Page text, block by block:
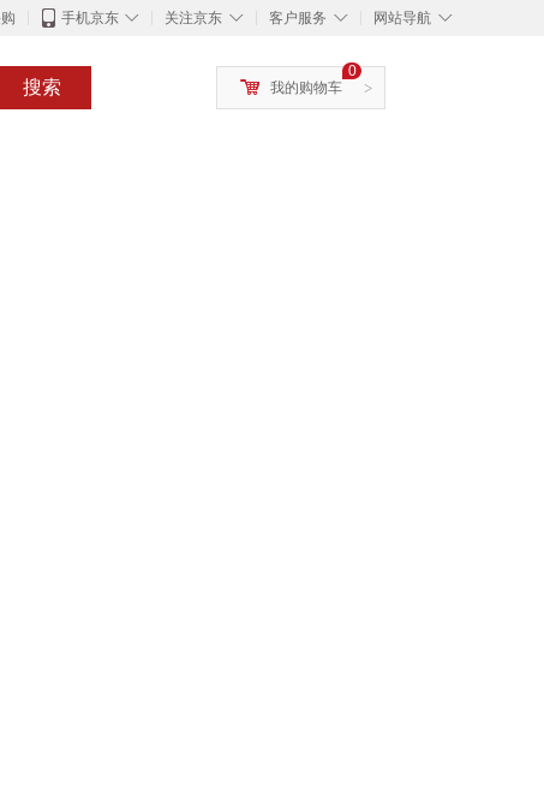
◇
手机京东 ◇
关注京东 ◇
客户服务 ◇
网站导航
搜索 >
0
我的购物车